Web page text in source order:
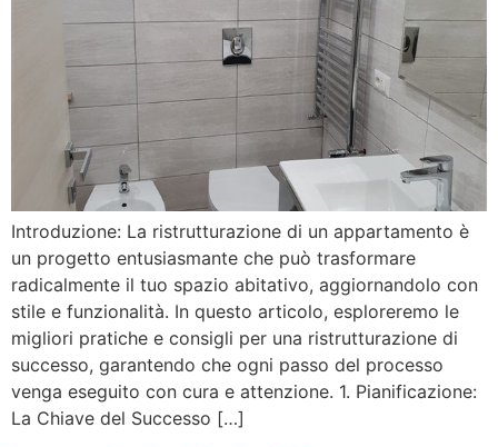
Introduzione: La ristrutturazione di un appartamento è
un progetto entusiasmante che può trasformare
radicalmente il tuo spazio abitativo, aggiornandolo con
stile e funzionalità. In questo articolo, esploreremo le
migliori pratiche e consigli per una ristrutturazione di
successo, garantendo che ogni passo del processo
venga eseguito con cura e attenzione. 1. Pianificazione:
La Chiave del Successo […]